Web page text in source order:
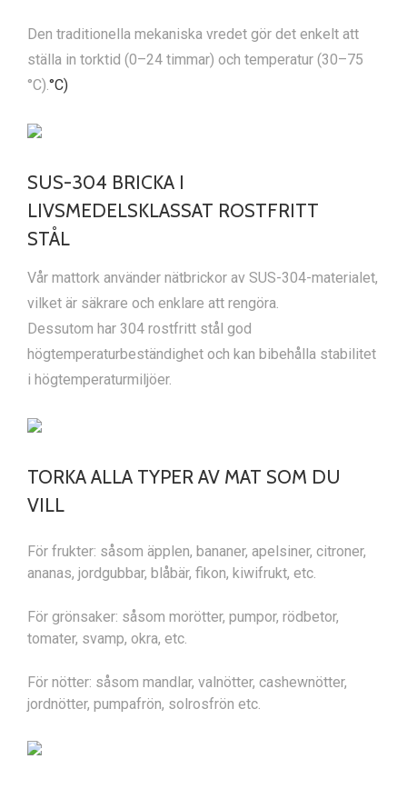
Den traditionella mekaniska vredet gör det enkelt att
ställa in torktid (0–24 timmar) och temperatur (30–75
°C).°C)
SUS-304 BRICKA I
LIVSMEDELSKLASSAT ROSTFRITT
STÅL
Vår mattork använder nätbrickor av SUS-304-materialet,
vilket är säkrare och enklare att rengöra.
Dessutom har 304 rostfritt stål god
högtemperaturbeständighet och kan bibehålla stabilitet
i högtemperaturmiljöer.
TORKA ALLA TYPER AV MAT SOM DU
VILL
För frukter: såsom äpplen, bananer, apelsiner, citroner,
ananas, jordgubbar, blåbär, fikon, kiwifrukt, etc.
För grönsaker: såsom morötter, pumpor, rödbetor,
tomater, svamp, okra, etc.
För nötter: såsom mandlar, valnötter, cashewnötter,
jordnötter, pumpafrön, solrosfrön etc.